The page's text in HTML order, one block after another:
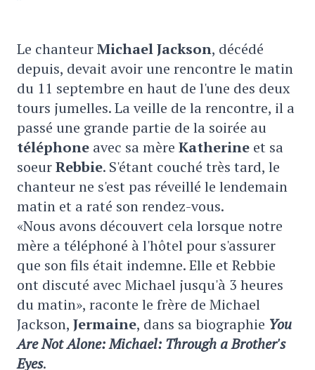
Le chanteurMichael Jackson, décédé
depuis, devait avoir une rencontre le matin
du 11 septembre en haut de l'une des deux
tours jumelles. La veille de la rencontre, il a
passé une grande partie de la soirée au
téléphone avec sa mère Katherine et sa
soeurRebbie. S'étant couché très tard, le
chanteur ne s'est pas réveillé le lendemain
matin et a raté son rendez-vous.
«Nous avons découvert cela lorsque notre
mère a téléphoné à l'hôtel pour s'assurer
que son fils était indemne. Elle et Rebbie
ont discuté avec Michael jusqu'à 3 heures
du matin», raconte le frère de Michael
Jackson, Jermaine, dans sa biographie You
Are Not Alone: Michael: Through a Brother's
Eyes.